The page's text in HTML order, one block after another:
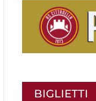
BIGLIETTI